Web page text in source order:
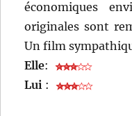
économiques
originales sont
Un film
Elle:
Lui :